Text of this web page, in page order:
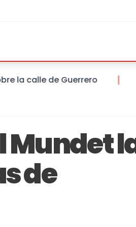
calle de Guerrero
Mundet
de